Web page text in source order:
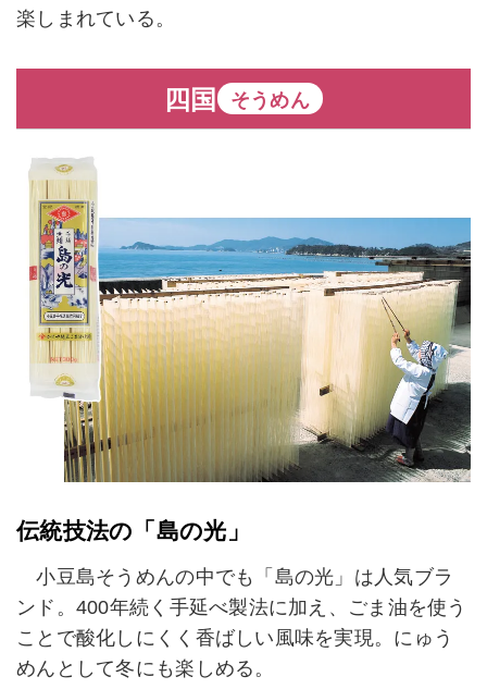
楽しまれている。
四国 そうめん
伝統技法の「島の光」
小豆島そうめんの中でも「島の光」は人気ブラ
ンド。400年続く手延べ製法に加え、ごま油を使う
ことで酸化しにくく香ばしい風味を実現。にゅう
めんとして冬にも楽しめる。